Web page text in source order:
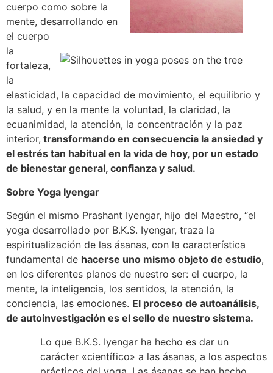
cuerpo como sobre la
mente, desarrollando en
el cuerpo
la
fortaleza,
la
elasticidad, la capacidad de movimiento, el equilibrio y
la salud, y en la mente la voluntad, la claridad, la
ecuanimidad, la atención, la concentración y la paz
interior, transformando en consecuencia la ansiedad y
el estrés tan habitual en la vida de hoy, por un estado
de bienestar general, confianza y salud.
Sobre Yoga Iyengar
Según el mismo Prashant Iyengar, hijo del Maestro, “el
yoga desarrollado por B.K.S. Iyengar, traza la
espiritualización de las ásanas, con la característica
fundamental de hacerse uno mismo objeto de estudio,
en los diferentes planos de nuestro ser: el cuerpo, la
mente, la inteligencia, los sentidos, la atención, la
conciencia, las emociones. El proceso de autoanálisis,
de autoinvestigación es el sello de nuestro sistema.
Lo que B.K.S. Iyengar ha hecho es dar un
carácter «científico» a las ásanas, a los aspectos